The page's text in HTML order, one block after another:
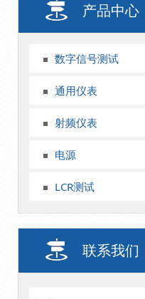
产品中心
数字信号测试
通用仪表
射频仪表
电源
LCR测试
联系我们